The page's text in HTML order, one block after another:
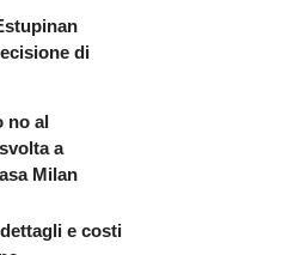
di
no al
a
Milan
e costi